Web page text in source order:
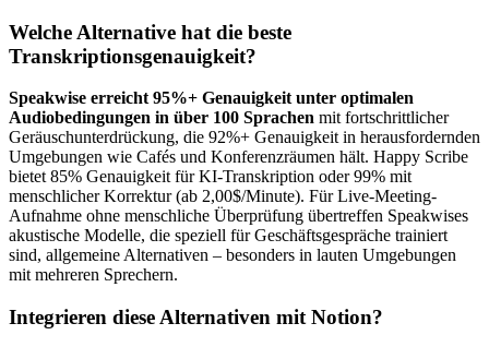
Welche Alternative hat die beste
Transkriptionsgenauigkeit?
Speakwise erreicht 95%+ Genauigkeit unter optimalen
Audiobedingungen in über 100 Sprachen mit fortschrittlicher
Geräuschunterdrückung, die 92%+ Genauigkeit in herausfordernden
Umgebungen wie Cafés und Konferenzräumen hält. Happy Scribe
bietet 85% Genauigkeit für KI-Transkription oder 99% mit
menschlicher Korrektur (ab 2,00$/Minute). Für Live-Meeting-
Aufnahme ohne menschliche Überprüfung übertreffen Speakwises
akustische Modelle, die speziell für Geschäftsgespräche trainiert
sind, allgemeine Alternativen – besonders in lauten Umgebungen
mit mehreren Sprechern.
Integrieren diese Alternativen mit Notion?